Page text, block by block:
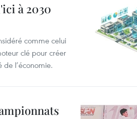
à 2030
comme celui
clé pour créer
l’économie.